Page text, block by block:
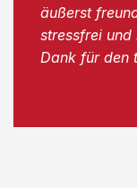
äußerst
stressfrei und
Dank für den